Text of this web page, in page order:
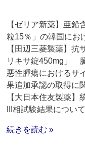
【ゼリア新薬】亜
粒15％」の韓国にお
【田辺三菱製薬】
リキサ錠450mg」
悪性腫瘍におけるサ
果追加承認の取得に
【大日本住友製薬
III相試験結果について
続きを読む »